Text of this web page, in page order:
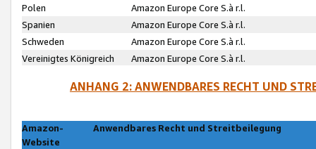
Polen
Amazon Europe Core S.à r.l.
Spanien
Amazon Europe Core S.à r.l.
Schweden
Amazon Europe Core S.à r.l.
Vereinigtes Königreich
Amazon Europe Core S.à r.l.
ANHANG 2: ANWENDBARES RECHT UND
Amazon-
Website
Anwendbares Recht und Streitbeilegung